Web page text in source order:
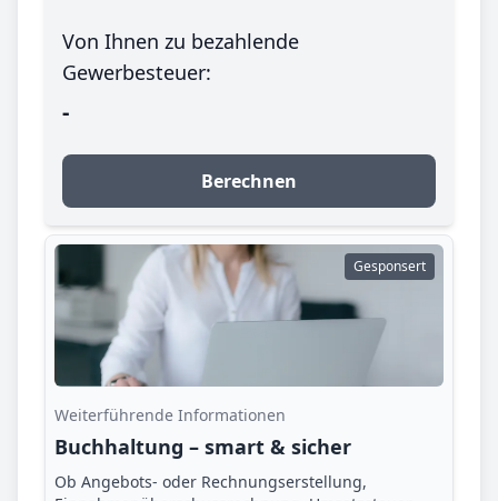
Von Ihnen zu bezahlende
Gewerbesteuer:
-
Berechnen
Gesponsert
Weiterführende Informationen
Buchhaltung – smart & sicher
Ob Angebots- oder Rechnungserstellung,